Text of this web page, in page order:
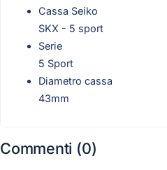
Cassa Seiko
SKX - 5 sport
Serie
5 Sport
Diametro cassa
43mm
Commenti (0)